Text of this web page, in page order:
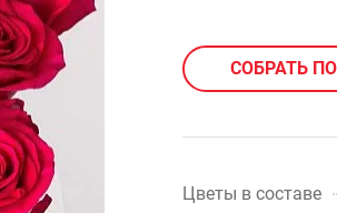
СОБРАТЬ
Цветы в составе